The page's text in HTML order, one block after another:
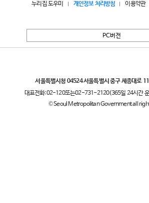
누리집 도우미 개인정보 처리방침 이용약관
PC버전
서울특별시청 04524 서울특별시 중구 세종대로
대표전화:02-120또는02-731-2120(365일 24시간
© Seoul Metropolitan Government all